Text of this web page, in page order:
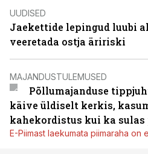
UUDISED
Jaekettide lepingud luubi
veeretada ostja äririski
MAJANDUSTULEMUSED
Põllumajanduse
käive üldiselt kerkis,
kahekordistus kui ka sulas
E-Piimast laekumata piimaraha on